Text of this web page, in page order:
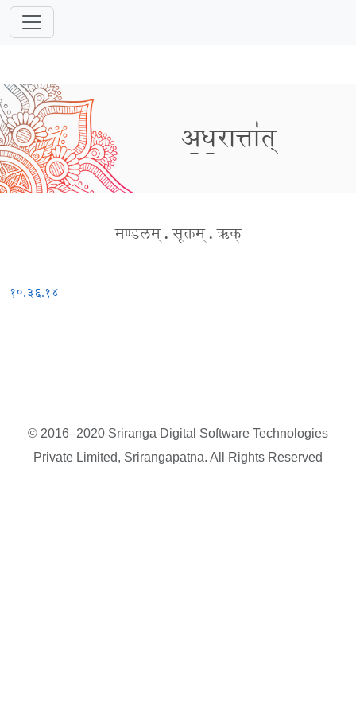
अ॒ध॒रात्ता॑त्
मण्डलम् . सूक्तम् . ऋक्
१०.३६.१४
© 2016–2020 Sriranga Digital Software Technologies
Private Limited, Srirangapatna. All Rights Reserved